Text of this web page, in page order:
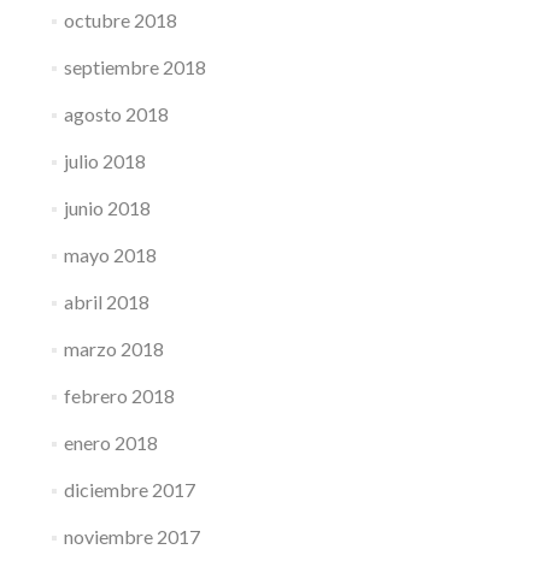
octubre 2018
septiembre 2018
agosto 2018
julio 2018
junio 2018
mayo 2018
abril 2018
marzo 2018
febrero 2018
enero 2018
diciembre 2017
noviembre 2017